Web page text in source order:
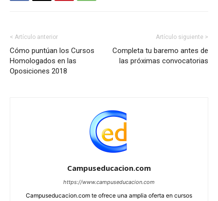
< Artículo anterior
Cómo puntúan los Cursos
Homologados en las
Oposiciones 2018
Artículo siguiente >
Completa tu baremo antes de
las próximas convocatorias
Campuseducacion.com
https://www.campuseducacion.com
Campuseducacion.com te ofrece una amplia oferta en cursos